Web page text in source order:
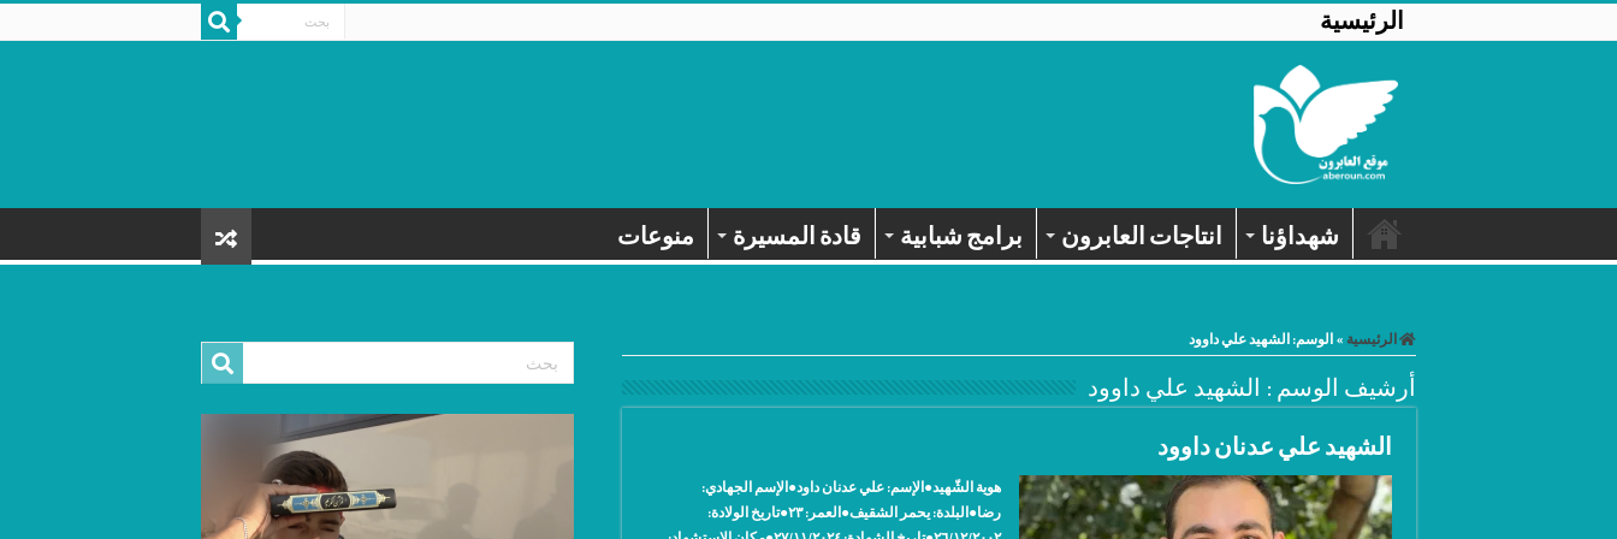
الرئيسية
شهداؤنا انتاجات العابرون برامج شبابية قادة المسيرة منوعات
الرئيسية »الوسم:الشهيد علي داوود
أرشيف الوسم : الشهيد علي داوود
الشهيد علي عدنان داوود
هوية الشّهيد●الإسم: علي عدنان داود●الإسم الجهادي:
‫رضا●البلدة: ‫يحمر الشقيف●العمر: ٢٣●تاريخ الولادة: